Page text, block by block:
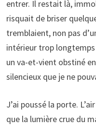
entrer. Il restait là,
risquait de briser
tremblaient, non pas
intérieur trop
un va-et-vient obstiné
silencieux que je ne
J’ai poussé la porte.
que la lumière crue du